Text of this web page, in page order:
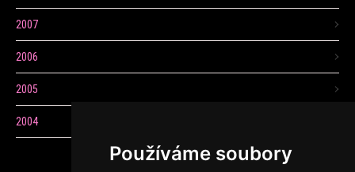
Používáme soubory
2007
2006
2005
2004